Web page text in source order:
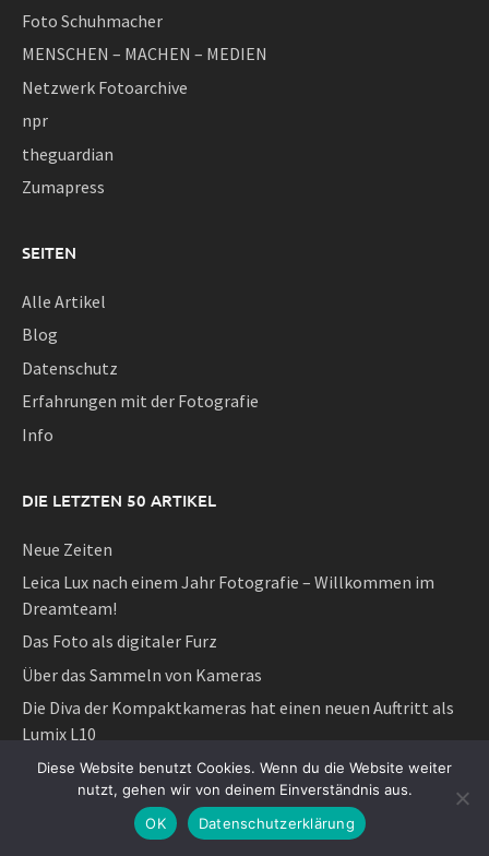
Foto Schuhmacher
MENSCHEN – MACHEN – MEDIEN
Netzwerk Fotoarchive
npr
theguardian
Zumapress
SEITEN
Alle Artikel
Blog
Datenschutz
Erfahrungen mit der Fotografie
Info
DIE LETZTEN 50 ARTIKEL
Neue Zeiten
Leica Lux nach einem Jahr Fotografie – Willkommen im
Dreamteam!
Das Foto als digitaler Furz
Über das Sammeln von Kameras
Die Diva der Kompaktkameras hat einen neuen Auftritt als
Lumix L10
Das Überflüssige ist eine sehr wichtige Sache
Das Neue ist der Feind des Guten oder
Schön und Reich und ihre sozialen Gebrauchsweisen der
Diese Website benutzt Cookies. Wenn du die Website weiter
nutzt, gehen wir von deinem Einverständnis aus.
OK
Datenschutzerklärung